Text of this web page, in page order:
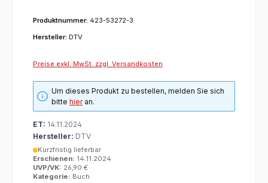
Produktnummer: 423-53272-3
Hersteller: DTV
Preise exkl. MwSt. zzgl. Versandkosten
Um dieses Produkt zu bestellen, melden Sie sich
bittehieran.
ET: 14.11.2024
Hersteller: DTV
Kurzfristig lieferbar
Erschienen: 14.11.2024
UVP/VK: 26,90 €
Kategorie: Buch